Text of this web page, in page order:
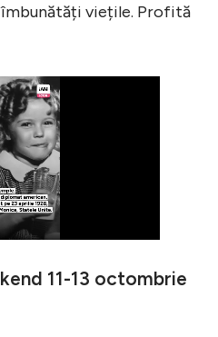
viețile. Profită
11-13 octombrie